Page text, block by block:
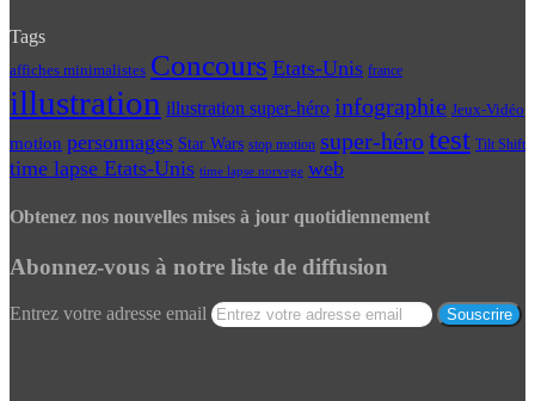
Tags
affiches minimalistes Concours Etats-Unis france
illustration illustration super-héro infographie Jeux-Vidéo
motion personnages Star Wars stop motion super-hérotest Tilt Shift
time lapse Etats-Unis time lapse norvege web
Obtenez nos nouvelles mises à jour quotidiennement
Abonnez-vous à notre liste de diffusion
Entrez votre adresse email